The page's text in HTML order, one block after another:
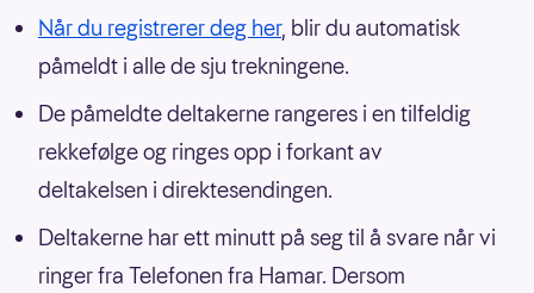
Når du registrerer deg her, blir du automatisk
påmeldt i alle de sju trekningene.
De påmeldte deltakerne rangeres i en tilfeldig
rekkefølge og ringes opp i forkant av
deltakelsen i direktesendingen.
Deltakerne har ett minutt på seg til å svare når vi
ringer fra Telefonen fra Hamar. Dersom